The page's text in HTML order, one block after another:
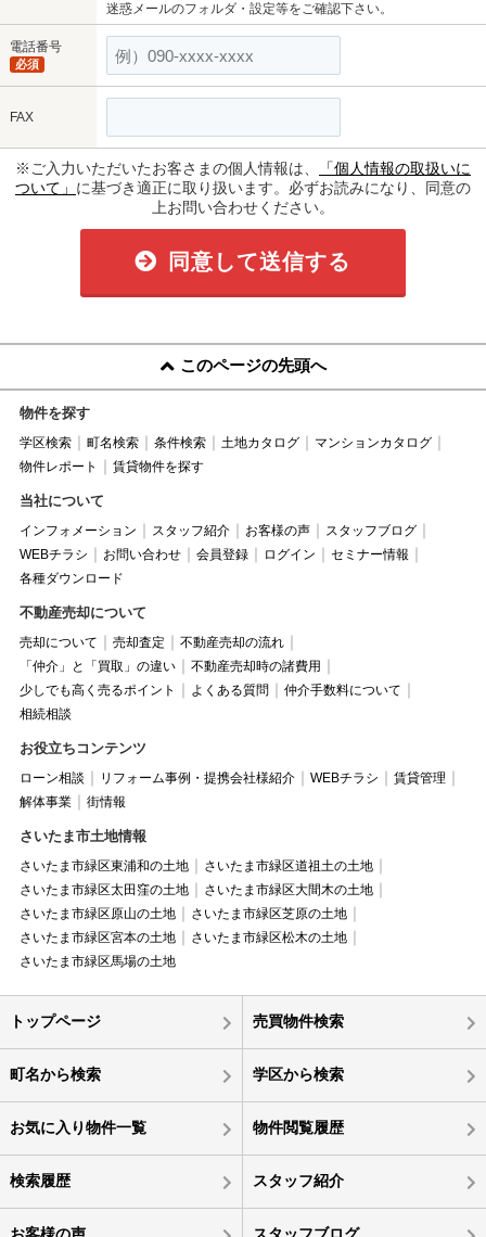
迷惑メールのフォルダ・設定等をご確認下さい。
電話番号
必須
FAX
※ご入力いただいたお客さまの個人情報は、
「個人情報の取扱いに
ついて」 に基づき適正に取り扱います。必ずお読みになり、同意の
上お問い合わせください。
同意して送信する
このページの先頭へ
物件を探す
学区検索 町名検索 条件検索 土地カタログ
マンションカタログ
物件レポート
賃貸物件を探す
当社について
インフォメーション スタッフ紹介 お客様の声
スタッフブログ
WEBチラシ
お問い合わせ 会員登録 ログイン
セミナー情報
各種ダウンロード
不動産売却について
売却について 売却査定
不動産売却の流れ
「仲介」と「買取」の違い
不動産売却時の諸費用
少しでも高く売るポイント
よくある質問
仲介手数料について
相続相談
お役立ちコンテンツ
ローン相談 リフォーム事例・提携会社様紹介 WEBチラシ
賃貸管理
解体事業
街情報
さいたま市土地情報
さいたま市緑区東浦和の土地
さいたま市緑区道祖土の土地
さいたま市緑区太田窪の土地
さいたま市緑区大間木の土地
さいたま市緑区原山の土地
さいたま市緑区芝原の土地
さいたま市緑区宮本の土地
さいたま市緑区松木の土地
さいたま市緑区馬場の土地
トップページ 売買物件検索
町名から検索 学区から検索
お気に入り物件一覧 物件閲覧履歴
検索履歴 スタッフ紹介